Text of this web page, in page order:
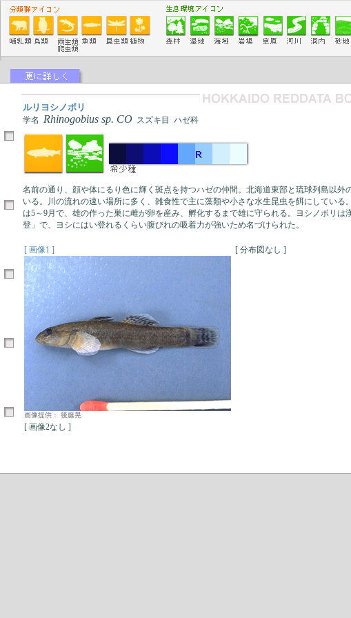
ルリヨシノボリ
学名 Rhinogobius sp. CO スズキ目 ハゼ科
名前の通り、顔や体にるり色に輝く斑点を持つハゼの仲間。北海道東部と琉球列島以外
いる。川の流れの速い場所に多く、雑食性で主に藻類や小さな水生昆虫を餌にしている
は5～9月で、雄の作った巣に雌が卵を産み、孵化するまで雄に守られる。ヨシノボリは
登」で、ヨシにはい登れるくらい腹びれの吸着力が強いため名づけられた。
[ 画像1 ]
画像提供： 後藤晃
[ 分布図なし ]
[ 画像2なし ]